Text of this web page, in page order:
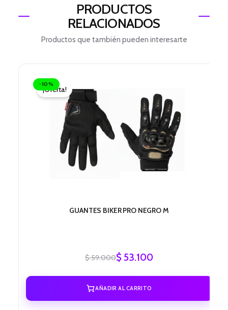
PRODUCTOS
RELACIONADOS
Productos que también pueden interesarte
-10%
¡Oferta!
GUANTES BIKER PRO NEGRO M
$59.000
$ 59.000.
$ 53.100
$ 53.100.
AÑADIR AL CARRITO